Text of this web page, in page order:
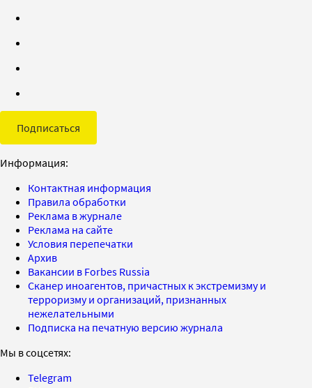
Подписаться
Информация:
Контактная информация
Правила обработки
Реклама в журнале
Реклама на сайте
Условия перепечатки
Архив
Вакансии в Forbes Russia
Сканер иноагентов, причастных к экстремизму и
терроризму и организаций, признанных
нежелательными
Подписка на печатную версию журнала
Мы в соцсетях:
Telegram